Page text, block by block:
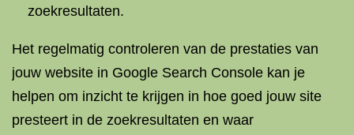
zoekresultaten.
Het regelmatig controleren van de prestaties van
jouw website in Google Search Console kan je
helpen om inzicht te krijgen in hoe goed jouw site
presteert in de zoekresultaten en waar